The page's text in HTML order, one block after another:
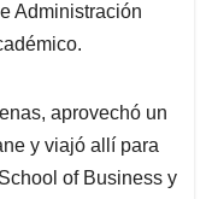
Administración
aprovechó un
y viajó allí para
of Business y